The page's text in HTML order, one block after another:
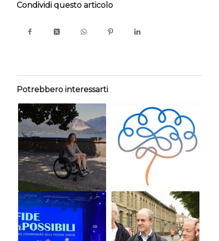
Condividi questo articolo
Potrebbero interessarti